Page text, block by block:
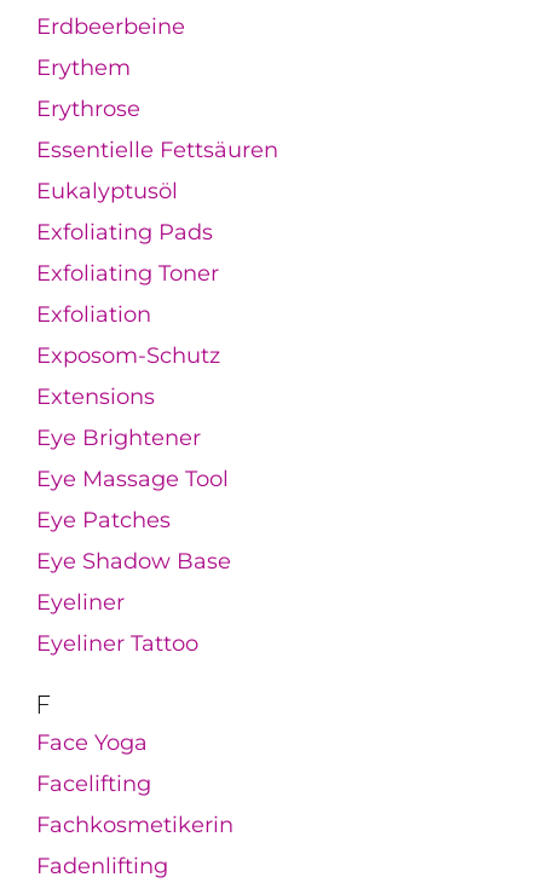
Erdbeerbeine
Erythem
Erythrose
Essentielle Fettsäuren
Eukalyptusöl
Exfoliating Pads
Exfoliating Toner
Exfoliation
Exposom-Schutz
Extensions
Eye Brightener
Eye Massage Tool
Eye Patches
Eye Shadow Base
Eyeliner
Eyeliner Tattoo
F
Face Yoga
Facelifting
Fachkosmetikerin
Fadenlifting